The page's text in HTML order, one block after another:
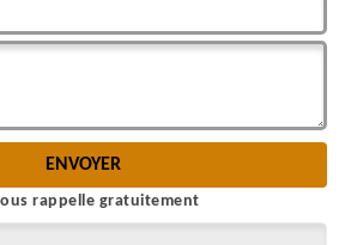
rappelle gratuitement